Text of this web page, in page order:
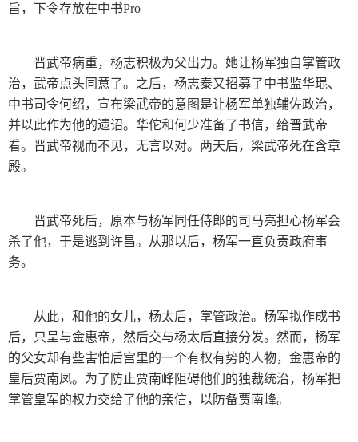
旨，下令存放在中书Pro
晋武帝病重，杨志积极为父出力。她让杨军独自掌管政
治，武帝点头同意了。之后，杨志泰又招募了中书监华琨、
中书司令何绍，宣布梁武帝的意图是让杨军单独辅佐政治，
并以此作为他的遗诏。华佗和何少准备了书信，给晋武帝
看。晋武帝视而不见，无言以对。两天后，梁武帝死在含章
殿。
晋武帝死后，原本与杨军同任侍郎的司马亮担心杨军会
杀了他，于是逃到许昌。从那以后，杨军一直负责政府事
务。
从此，和他的女儿，杨太后，掌管政治。杨军拟作成书
后，只呈与金惠帝，然后交与杨太后直接分发。然而，杨军
的父女却有些害怕后宫里的一个有权有势的人物，金惠帝的
皇后贾南凤。为了防止贾南峰阻碍他们的独裁统治，杨军把
掌管皇军的权力交给了他的亲信，以防备贾南峰。